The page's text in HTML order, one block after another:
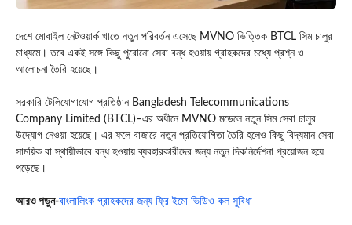
দেশে মোবাইল নেটওয়ার্ক খাতে নতুন পরিবর্তন এসেছে MVNO ভিত্তিক BTCL সিম চালুর
মাধ্যমে। তবে একই সঙ্গে কিছু পুরোনো সেবা বন্ধ হওয়ায় গ্রাহকদের মধ্যে প্রশ্ন ও
আলোচনা তৈরি হয়েছে।
সরকারি টেলিযোগাযোগ প্রতিষ্ঠান Bangladesh Telecommunications
Company Limited (BTCL)–এর অধীনে MVNO মডেলে নতুন সিম সেবা চালুর
উদ্যোগ নেওয়া হয়েছে। এর ফলে বাজারে নতুন প্রতিযোগিতা তৈরি হলেও কিছু বিদ্যমান সেবা
সাময়িক বা স্থায়ীভাবে বন্ধ হওয়ায় ব্যবহারকারীদের জন্য নতুন দিকনির্দেশনা প্রয়োজন হয়ে
পড়েছে।
আরও পড়ুন-বাংলালিংক গ্রাহকদের জন্য ফ্রি ইমো ভিডিও কল সুবিধা